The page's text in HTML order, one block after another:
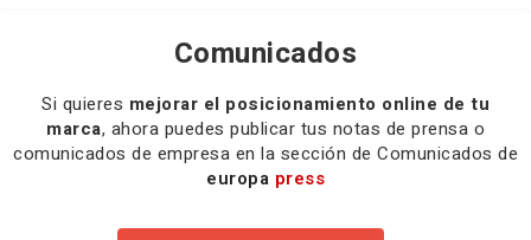
Comunicados
Si quieres mejorar el posicionamiento online de tu
marca, ahora puedes publicar tus notas de prensa o
comunicados de empresa en la sección de Comunicados de
europa press